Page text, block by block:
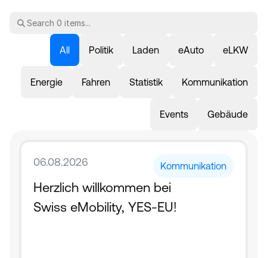
All Politik Laden eAuto eLKW
Energie Fahren Statistik Kommunikation
Events Gebäude
06.08.2026 Kommunikation
Herzlich willkommen bei
Swiss eMobility, YES-EU!